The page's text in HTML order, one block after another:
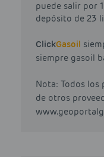
puede salir por
depósito de 23
ClickGasoil
siempre gasoil
Nota: Todos
de otros